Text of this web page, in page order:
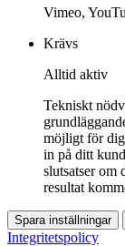
Vimeo,
Krävs
Alltid aktiv
Tekniskt
möjligt för
in på ditt
slutsatser om
resultat
Spara inställningar
Integritetspolicy